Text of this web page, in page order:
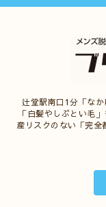
辻堂駅南口1分「な
「白髪やしぶとい毛
産リスクのない「完全